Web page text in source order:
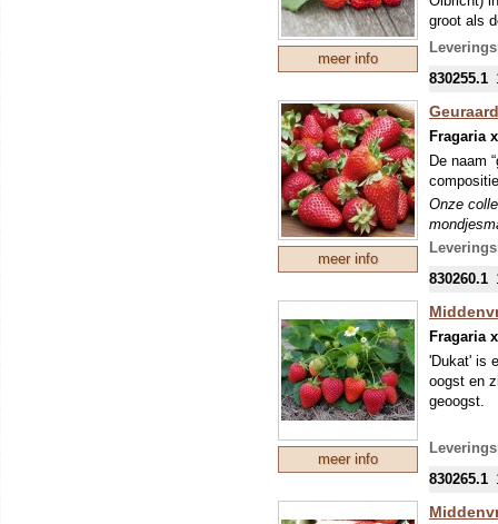
meer info
groot als
Onze
welke in
830255.1
meer info
Fragaria
De naam
Onze
welke in
830260.1
meer info
Fragaria
'Dukat' is
oogst en
geoogst.
De
mooie,
zeer
830265.1